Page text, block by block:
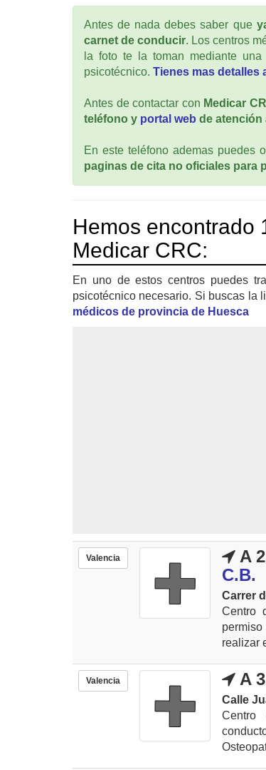
Antes de nada debes saber que
carnet de conducir. Los centros
la foto te la toman mediante
psicotécnico. Tienes mas detalles
Antes de contactar con Medicar
teléfono y portal web de atención
En este teléfono ademas puedes
paginas de cita no oficiales para
Hemos encontrado
Medicar CRC:
En uno de estos centros puedes
psicotécnico necesario. Si buscas la
médicos de provincia de Huesca
Valencia A
C.B.
Carrer
Centro
realizar
Valencia A
Calle
Centro